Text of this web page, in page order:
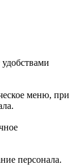
меню, при
персонала.